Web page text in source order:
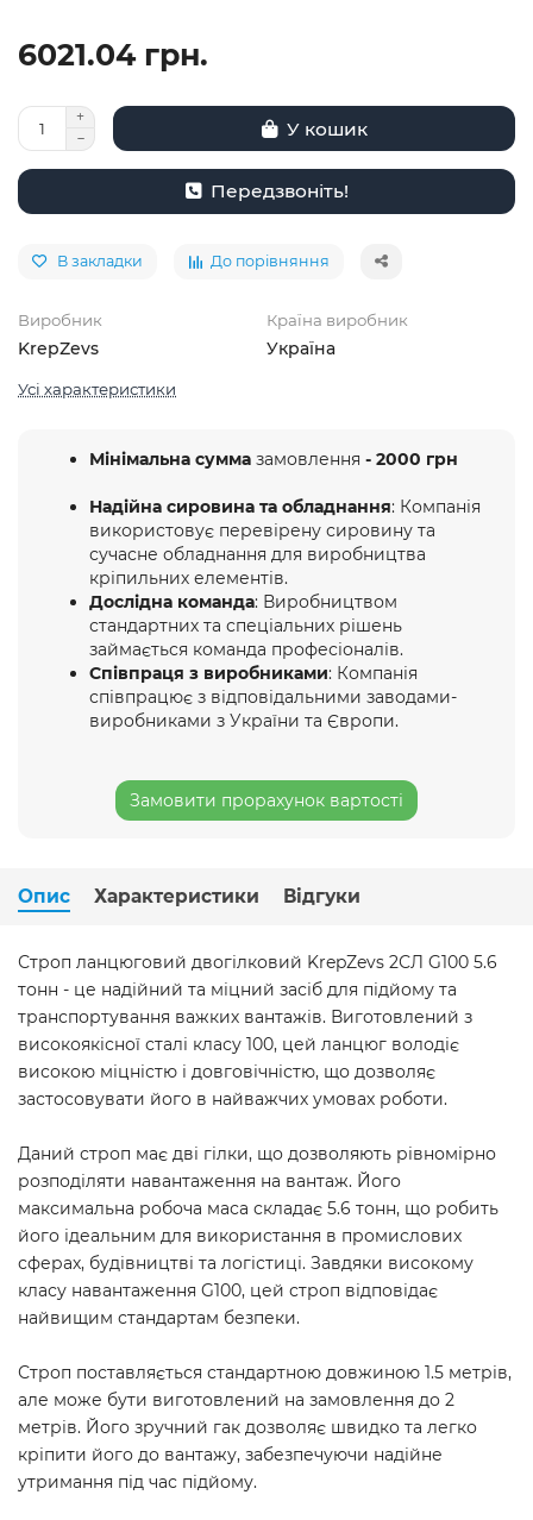
6021.04 грн.
У кошик
Передзвоніть!
В закладки До порівняння
Виробник
KrepZevs
Країна виробник
Україна
Усі характеристики
Мінімальна сумма замовлення - 2000 грн
Надійна сировина та обладнання: Компанія
використовує перевірену сировину та
сучасне обладнання для виробництва
кріпильних елементів.
Дослідна команда: Виробництвом
стандартних та спеціальних рішень
займається команда професіоналів.
Співпраця з виробниками: Компанія
співпрацює з відповідальними заводами-
виробниками з України та Європи.
Замовити прорахунок вартості
Опис Характеристики Відгуки
Строп ланцюговий двогілковий KrepZevs 2СЛ G100 5.6
тонн - це надійний та міцний засіб для підйому та
транспортування важких вантажів. Виготовлений з
високоякісної сталі класу 100, цей ланцюг володіє
високою міцністю і довговічністю, що дозволяє
застосовувати його в найважчих умовах роботи.
Даний строп має дві гілки, що дозволяють рівномірно
розподіляти навантаження на вантаж. Його
максимальна робоча маса складає 5.6 тонн, що робить
його ідеальним для використання в промислових
сферах, будівництві та логістиці. Завдяки високому
класу навантаження G100, цей строп відповідає
найвищим стандартам безпеки.
Строп поставляється стандартною довжиною 1.5 метрів,
але може бути виготовлений на замовлення до 2
метрів. Його зручний гак дозволяє швидко та легко
кріпити його до вантажу, забезпечуючи надійне
утримання під час підйому.